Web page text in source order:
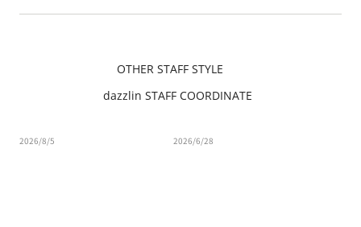
OTHER STAFF STYLE
dazzlin STAFF COORDINATE
2026/8/5 2026/6/28